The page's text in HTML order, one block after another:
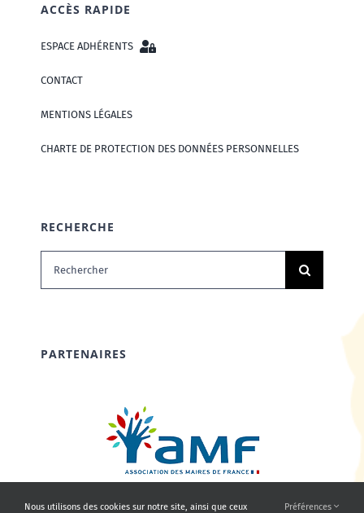
ACCÈS RAPIDE
ESPACE ADHÉRENTS
CONTACT
MENTIONS LÉGALES
CHARTE DE PROTECTION DES DONNÉES PERSONNELLES
RECHERCHE
Rechercher:
PARTENAIRES
Nous utilisons des cookies sur notre site, ainsi que ceux Préférences